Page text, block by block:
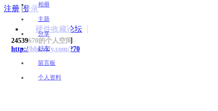
注册 |登录
硬件收藏论坛
24539670的个人空间
http://bbs.yjfy.com/?70
相册
主题
分享
好友
留言板
个人资料